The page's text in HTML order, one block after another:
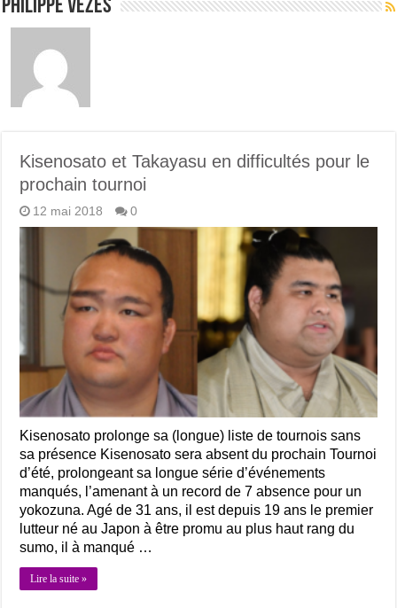
Philippe Vezes
Kisenosato et Takayasu en difficultés pour le
prochain tournoi
12 mai 2018 0
Kisenosato prolonge sa (longue) liste de tournois sans
sa présence Kisenosato sera absent du prochain Tournoi
d’été, prolongeant sa longue série d’événements
manqués, l’amenant à un record de 7 absence pour un
yokozuna. Agé de 31 ans, il est depuis 19 ans le premier
lutteur né au Japon à être promu au plus haut rang du
sumo, il à manqué …
Lire la suite »